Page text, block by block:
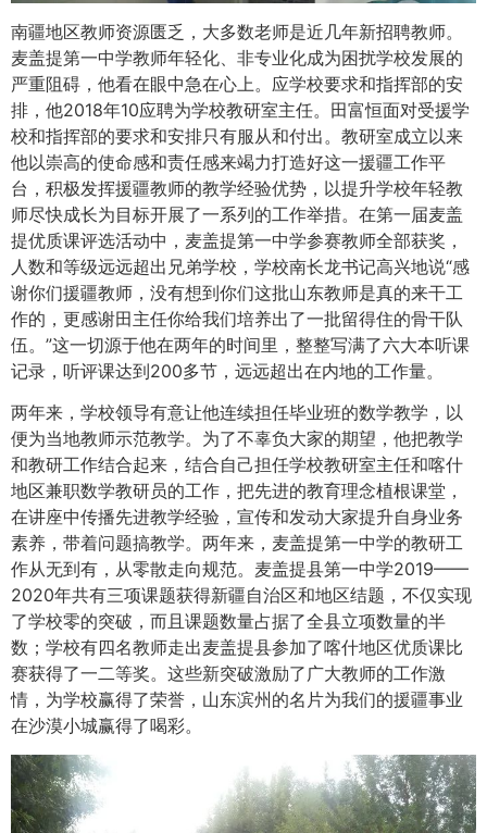
南疆地区教师资源匮乏，大多数老师是近几年新招聘教师。
麦盖提第一中学教师年轻化、非专业化成为困扰学校发展的
严重阻碍，他看在眼中急在心上。应学校要求和指挥部的安
排，他2018年10应聘为学校教研室主任。田富恒面对受援学
校和指挥部的要求和安排只有服从和付出。教研室成立以来
他以崇高的使命感和责任感来竭力打造好这一援疆工作平
台，积极发挥援疆教师的教学经验优势，以提升学校年轻教
师尽快成长为目标开展了一系列的工作举措。在第一届麦盖
提优质课评选活动中，麦盖提第一中学参赛教师全部获奖，
人数和等级远远超出兄弟学校，学校南长龙书记高兴地说“感
谢你们援疆教师，没有想到你们这批山东教师是真的来干工
作的，更感谢田主任你给我们培养出了一批留得住的骨干队
伍。”这一切源于他在两年的时间里，整整写满了六大本听课
记录，听评课达到200多节，远远超出在内地的工作量。
两年来，学校领导有意让他连续担任毕业班的数学教学，以
便为当地教师示范教学。为了不辜负大家的期望，他把教学
和教研工作结合起来，结合自己担任学校教研室主任和喀什
地区兼职数学教研员的工作，把先进的教育理念植根课堂，
在讲座中传播先进教学经验，宣传和发动大家提升自身业务
素养，带着问题搞教学。两年来，麦盖提第一中学的教研工
作从无到有，从零散走向规范。麦盖提县第一中学2019——
2020年共有三项课题获得新疆自治区和地区结题，不仅实现
了学校零的突破，而且课题数量占据了全县立项数量的半
数；学校有四名教师走出麦盖提县参加了喀什地区优质课比
赛获得了一二等奖。这些新突破激励了广大教师的工作激
情，为学校赢得了荣誉，山东滨州的名片为我们的援疆事业
在沙漠小城赢得了喝彩。